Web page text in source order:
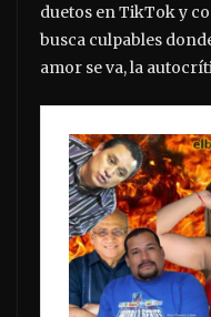
duetos en TikTok y
busca culpables
amor se va, la